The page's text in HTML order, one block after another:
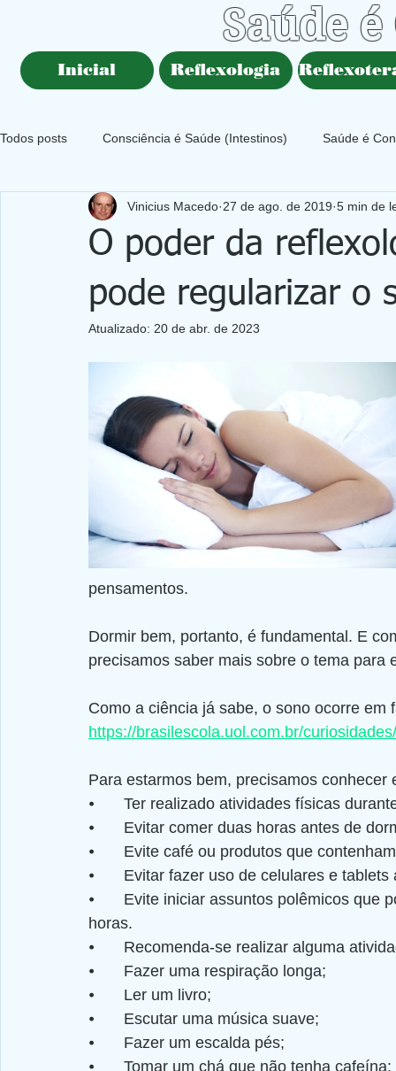
Saúde
Inicial Reflexologia
Todos posts Consciência é Saúde (Intestinos) Saúde é
O poder da
pode regularizar o
Vinicius Macedo 27 de ago. de 2019 5 min de
Atualizado: 20 de abr. de 2023
pensamentos.
Dormir bem, portanto, é fundamental. E
precisamos saber mais sobre o tema para
Como a ciência já sabe, o sono ocorre em
https://brasilescola.uol.com.br/
Para estarmos bem, precisamos
⦁	Ter realizado atividades físicas
⦁	Evitar comer duas horas antes de
⦁	Evite café ou produtos que
⦁	Evitar fazer uso de celulares e
⦁	Evite iniciar assuntos polêmicos que possam ser fruto de contrariedades após as 20
horas.
⦁	Recomenda-se realizar alguma
⦁	Fazer uma respiração longa;
⦁	Ler um livro;
⦁	Escutar uma música suave;
⦁	Fazer um escalda pés;
⦁	Tomar um chá que não tenha cafeína;